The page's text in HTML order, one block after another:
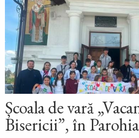
Școala de vară
Bisericii”, în